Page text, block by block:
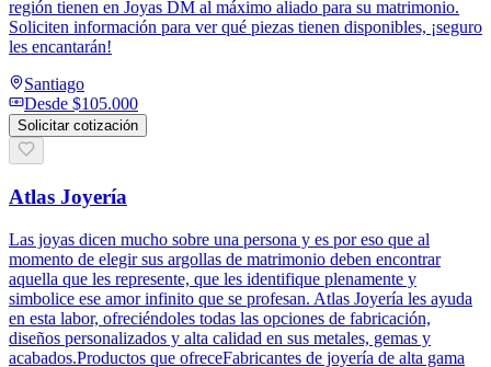
región tienen en Joyas DM al máximo aliado para su matrimonio.
Soliciten información para ver qué piezas tienen disponibles, ¡seguro
les encantarán!
Santiago
Desde $105.000
Solicitar cotización
Atlas Joyería
Las joyas dicen mucho sobre una persona y es por eso que al
momento de elegir sus argollas de matrimonio deben encontrar
aquella que les represente, que les identifique plenamente y
simbolice ese amor infinito que se profesan. Atlas Joyería les ayuda
en esta labor, ofreciéndoles todas las opciones de fabricación,
diseños personalizados y alta calidad en sus metales, gemas y
acabados.Productos que ofreceFabricantes de joyería de alta gama